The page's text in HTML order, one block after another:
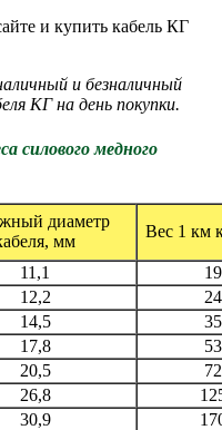
и купить кабель КГ
и безналичный
КГ на день покупки.
силового медного
диаметр
мм
Вес 1 км
11,1
12,2
14,5
17,8
20,5
26,8
30,9